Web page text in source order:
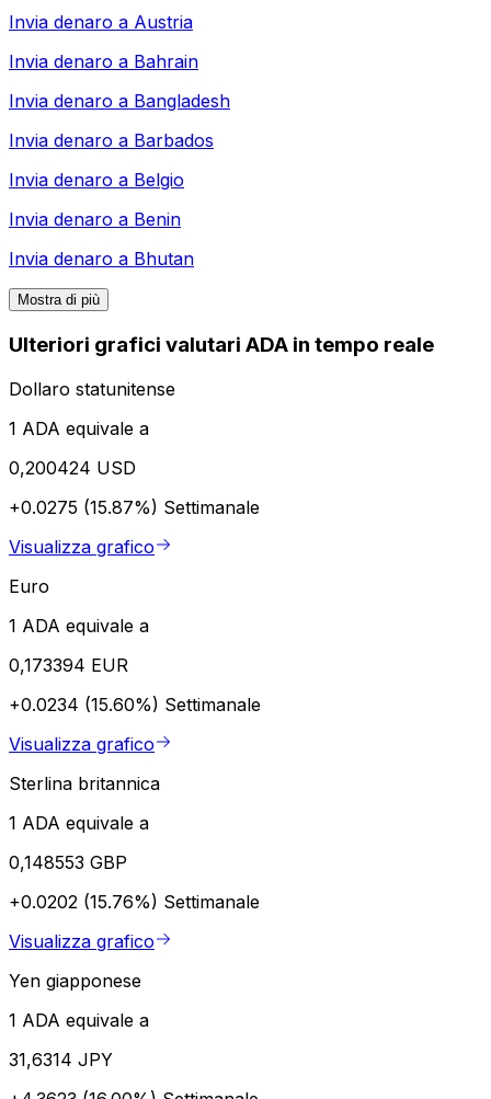
Invia denaro a Austria
Invia denaro a Bahrain
Invia denaro a Bangladesh
Invia denaro a Barbados
Invia denaro a Belgio
Invia denaro a Benin
Invia denaro a Bhutan
Mostra di più
Ulteriori grafici valutari ADA in tempo reale
Dollaro statunitense
1 ADA equivale a
0,200424 USD
+0.0275 (15.87%) Settimanale
Visualizza grafico
Euro
1 ADA equivale a
0,173394 EUR
+0.0234 (15.60%) Settimanale
Visualizza grafico
Sterlina britannica
1 ADA equivale a
0,148553 GBP
+0.0202 (15.76%) Settimanale
Visualizza grafico
Yen giapponese
1 ADA equivale a
31,6314 JPY